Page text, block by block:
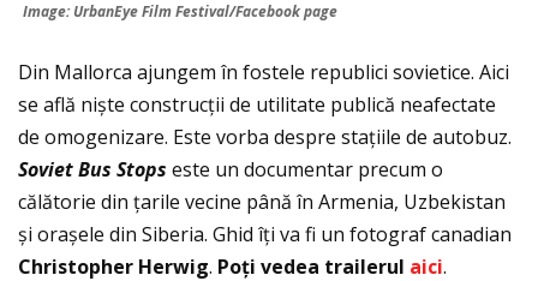
Image: UrbanEye Film Festival/Facebook page
Din Mallorca ajungem în fostele republici sovietice. Aici
se află niște construcții de utilitate publică neafectate
de omogenizare. Este vorba despre stațiile de autobuz.
Soviet Bus Stops este un documentar precum o
călătorie din țarile vecine până în Armenia, Uzbekistan
și orașele din Siberia. Ghid îți va fi un fotograf canadian
Christopher Herwig. Poţi vedea trailerul aici.